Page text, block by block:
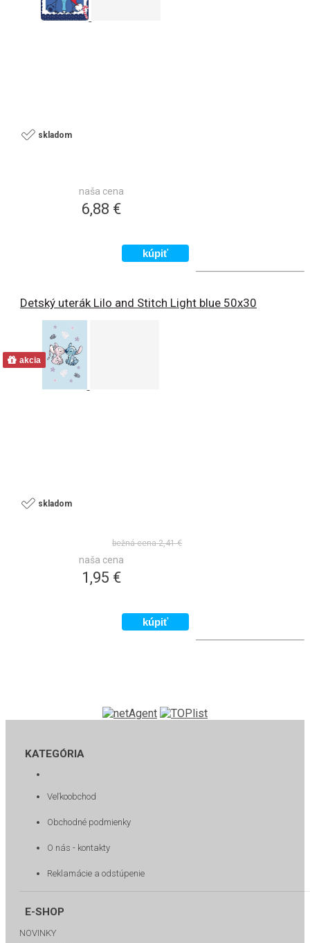
naša cena
6,88 €
skladom
Detský uterák Lilo and Stitch Light blue 50x30
bežná cena2,41 €
naša cena
1,95 €
skladom
akcia
KATEGÓRIA
Veľkoobchod
Obchodné podmienky
O nás - kontakty
Reklamácie a odstúpenie
E-SHOP
NOVINKY